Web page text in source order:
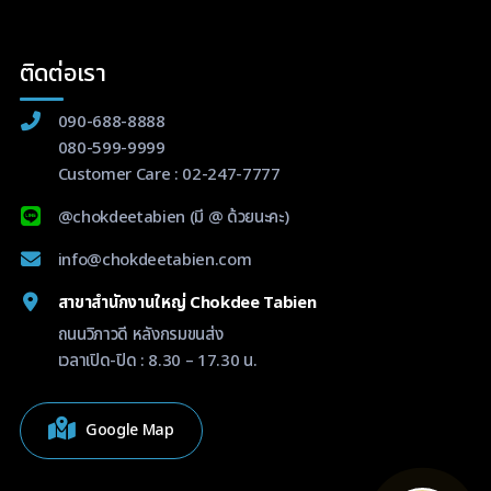
ติดต่อเรา
090-688-8888
080-599-9999
Customer Care : 02-247-7777
@chokdeetabien (มี @ ด้วยนะคะ)
info@chokdeetabien.com
สาขาสำนักงานใหญ่ Chokdee Tabien
ถนนวิภาวดี หลังกรมขนส่ง
เวลาเปิด-ปิด : 8.30 – 17.30 น.
Google Map